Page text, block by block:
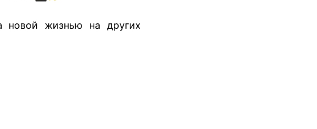
новой жизнью на других